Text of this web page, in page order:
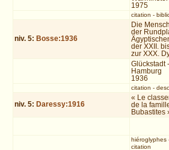
1975
citation -
niv. 5: Bosse:1936
Die
der
der XXII.
zur XXX.
Glückstadt -
Hamburg
1936
citation -
niv. 5: Daressy:1916
« Le
de la
Bubastites
hiéroglyphes
citation